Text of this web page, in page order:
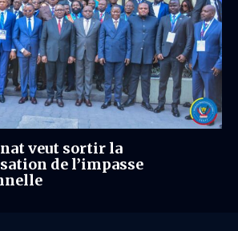
veut sortir la
de l’impasse